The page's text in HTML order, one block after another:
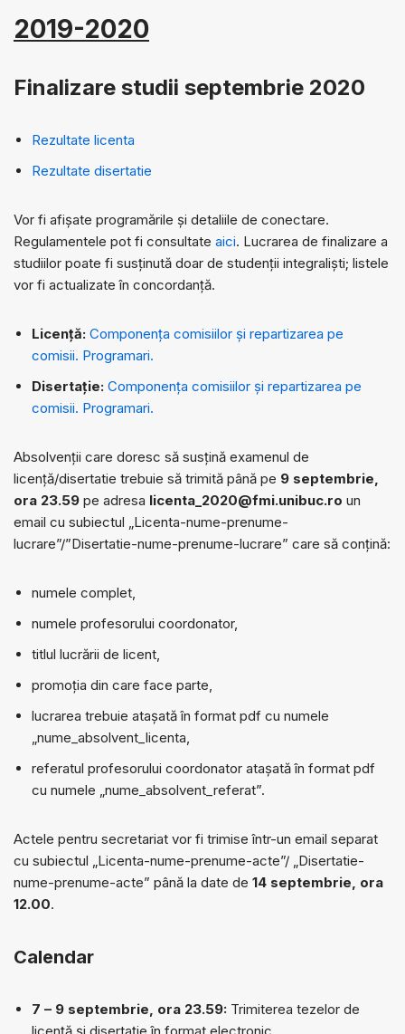
2019-2020
Finalizare studii septembrie 2020
Rezultate licenta
Rezultate disertatie
Vor fi afișate programările și detaliile de conectare.
Regulamentele pot fi consultate aici. Lucrarea de finalizare a
studiilor poate fi susținută doar de studenții integraliști; listele
vor fi actualizate în concordanță.
Licență: Componența comisiilor și repartizarea pe
comisii. Programari.
Disertație: Componența comisiilor și repartizarea pe
comisii. Programari.
Absolvenții care doresc să susțină examenul de
licență/disertatie trebuie să trimită până pe 9 septembrie,
ora 23.59 pe adresa licenta_2020@fmi.unibuc.ro un
email cu subiectul „Licenta-nume-prenume-
lucrare”/”Disertatie-nume-prenume-lucrare” care să conțină:
numele complet,
numele profesorului coordonator,
titlul lucrării de licent,
promoția din care face parte,
lucrarea trebuie atașată în format pdf cu numele
„nume_absolvent_licenta,
referatul profesorului coordonator atașată în format pdf
cu numele „nume_absolvent_referat”.
Actele pentru secretariat vor fi trimise într-un email separat
cu subiectul „Licenta-nume-prenume-acte”/ „Disertatie-
nume-prenume-acte” până la date de 14 septembrie, ora
12.00.
Calendar
7 – 9 septembrie, ora 23.59: Trimiterea tezelor de